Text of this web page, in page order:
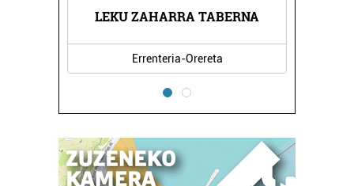
LEKU ZAHARRA TABERNA
Errenteria-Orereta